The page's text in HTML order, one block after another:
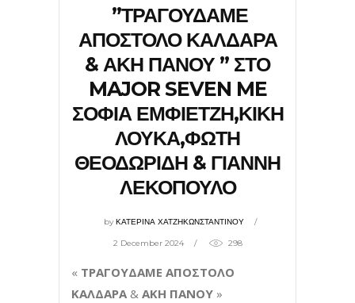
”ΤΡΑΓΟΥΔΑΜΕ
ΑΠΟΣΤΟΛΟ ΚΑΛΔΑΡΑ
& ΑΚΗ ΠΑΝΟΥ ” ΣΤΟ
MAJOR SEVEN ME
ΣΟΦΙΑ ΕΜΦΙΕΤΖΗ,ΚΙΚΗ
ΛΟΥΚΑ,ΦΩΤΗ
ΘΕΟΔΩΡΙΔΗ & ΓΙΑΝΝΗ
ΛΕΚΟΠΟΥΛΟ
byΚΑΤΕΡΙΝΑ ΧΑΤΖΗΚΩΝΣΤΑΝΤΙΝΟΥ
2 December 2024 298
« ΤΡΑΓΟΥΔΑΜΕ ΑΠΟΣΤΟΛΟ
ΚΑΛΔΑΡΑ & ΑΚΗ ΠΑΝΟΥ »